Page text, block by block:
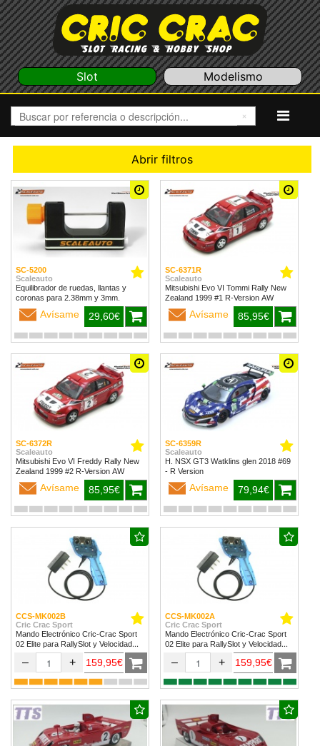
Slot Modelismo
Abrir filtros
SC-5200
Scaleauto
Equilibrador de ruedas, llantas y
coronas para 2.38mm y 3mm.
Avísame 29,60€
SC-6371R
Scaleauto
Mitsubishi Evo VI Tommi Rally New
Zealand 1999 #1 R-Version AW
Avísame 85,95€
SC-6372R
Scaleauto
Mitsubishi Evo VI Freddy Rally New
Zealand 1999 #2 R-Version AW
Avísame 85,95€
SC-6359R
Scaleauto
H. NSX GT3 Watklins glen 2018 #69
- R Version
Avísame 79,94€
CCS-MK002B
Cric Crac Sport
Mando Electrónico Cric-Crac Sport
02 Elite para RallySlot y Velocidad
1/32 & 1/24.
– + 159,95€
CCS-MK002A
Cric Crac Sport
Mando Electrónico Cric-Crac Sport
02 Elite para RallySlot y Velocidad
1/32 & 1/24
– + 159,95€